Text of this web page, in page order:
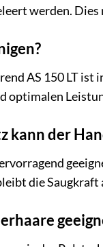
werden.
AS 150 LT
optimalen
kann der
die